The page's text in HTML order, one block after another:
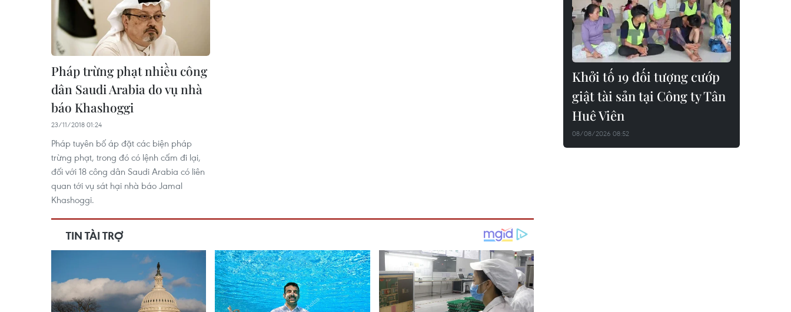
Pháp trừng phạt nhiều công
dân Saudi Arabia do vụ nhà
báo Khashoggi
23/11/2018 01:24
Pháp tuyên bố áp đặt các biện pháp
trừng phạt, trong đó có lệnh cấm đi lại,
đối với 18 công dân Saudi Arabia có liên
quan tới vụ sát hại nhà báo Jamal
Khashoggi.
Khởi tố 19 đối tượng cướp
giật tài sản tại Công ty Tân
Huê Viên
08/08/2026 08:52